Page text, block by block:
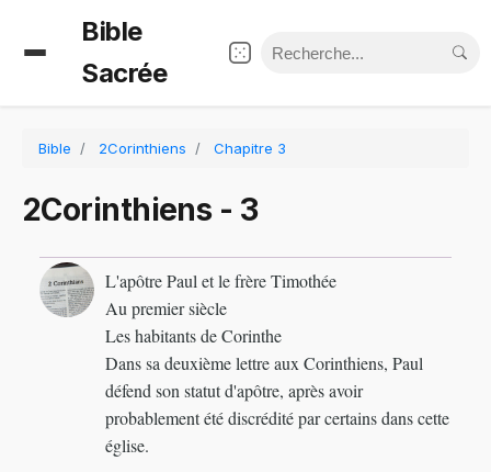
Bible
Sacrée
Bible 2Corinthiens Chapitre 3
2Corinthiens - 3
L'apôtre Paul et le frère Timothée
Au premier siècle
Les habitants de Corinthe
Dans sa deuxième lettre aux Corinthiens, Paul
défend son statut d'apôtre, après avoir
probablement été discrédité par certains dans cette
église.